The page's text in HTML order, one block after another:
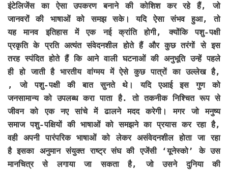
इंटेलिजेंस का ऐसा उपकरण बनाने की कोशिश कर रहे हैं, जो
जानवरों की भाषाओं को समझ सके। यदि ऐसा संभव हुआ, तो
यह मानव इतिहास में एक नई क्रांति होगी, क्योंकि पशु-पक्षी
प्रकृति के प्रति अत्यंत संवेदनशील होते हैं और कुछ तरंगों से इस
तरह स्पंदित होते हैं कि आने वाली घटनाओं की अनुभूति उन्हें पहले
ही हो जाती है भारतीय वांग्मय में ऐसे कुछ पात्रों का उल्लेख है,
, जो पशु-पक्षी की बात सुनते थे। यदि एआई इस गुण को
जनसामान्य को उपलब्ध करा पाता है. तो तकनीक निश्चित रूप से
जीवन को एक नए सांचे में ढालने मदद करेगी। मगर जो मनुष्य
समाज पशु-पक्षियों की भाषाओं को समझने का प्रयास कर रहा है,
वही अपनी पारंपरिक भाषाओं को लेकर असंवेदनशील होता जा रहा
है इसका अनुमान संयुक्त राष्ट्र संघ की एजेंसी ‘यूनेस्को’ के उस
मानचित्र से लगाया जा सकता है, जो उसने दुनिया की